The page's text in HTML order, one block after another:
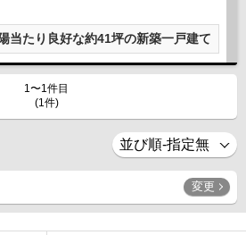
当たり良好な約41坪の新築一戸建て
1〜1件目
(1件)
変更